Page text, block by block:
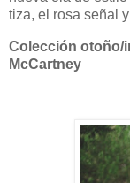
tiza, el rosa señal
Colección otoño/
McCartney